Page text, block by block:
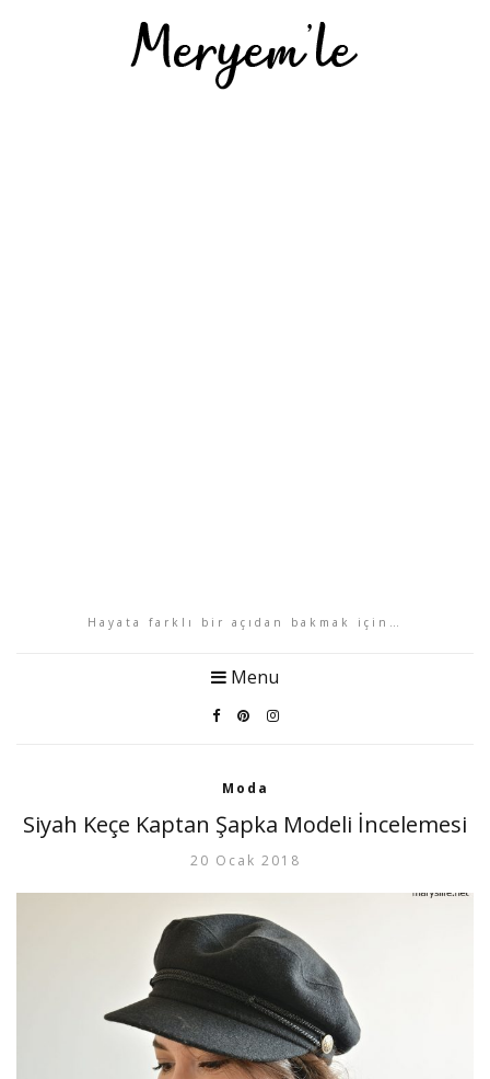
Hayata farklı bir açıdan bakmak için…
Menu
Moda
Siyah Keçe Kaptan Şapka Modeli İncelemesi
20 Ocak 2018